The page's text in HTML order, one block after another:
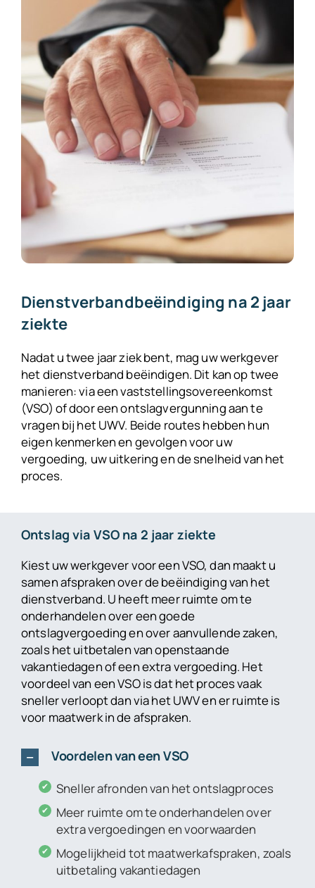
Dienstverbandbeëindiging na 2 jaar
ziekte
Nadat u twee jaar ziek bent, mag uw werkgever
het dienstverband beëindigen. Dit kan op twee
manieren: via een vaststellingsovereenkomst
(VSO) of door een ontslagvergunning aan te
vragen bij het UWV. Beide routes hebben hun
eigen kenmerken en gevolgen voor uw
vergoeding, uw uitkering en de snelheid van het
proces.
Ontslag via VSO na 2 jaar ziekte
Kiest uw werkgever voor een VSO, dan maakt u
samen afspraken over de beëindiging van het
dienstverband. U heeft meer ruimte om te
onderhandelen over een goede
ontslagvergoeding en over aanvullende zaken,
zoals het uitbetalen van openstaande
vakantiedagen of een extra vergoeding. Het
voordeel van een VSO is dat het proces vaak
sneller verloopt dan via het UWV en er ruimte is
voor maatwerk in de afspraken.
Voordelen van een VSO
Sneller afronden van het ontslagproces
Meer ruimte om te onderhandelen over
extra vergoedingen en voorwaarden
Mogelijkheid tot maatwerkafspraken, zoals
uitbetaling vakantiedagen